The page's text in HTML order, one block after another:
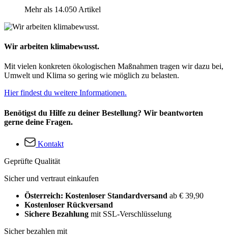
Mehr als 14.050 Artikel
Wir arbeiten klimabewusst.
Mit vielen konkreten ökologischen Maßnahmen tragen wir dazu bei,
Umwelt und Klima so gering wie möglich zu belasten.
Hier findest du weitere Informationen.
Benötigst du Hilfe zu deiner Bestellung? Wir beantworten
gerne deine Fragen.
Kontakt
Geprüfte Qualität
Sicher und vertraut einkaufen
Österreich: Kostenloser Standardversand ab € 39,90
Kostenloser Rückversand
Sichere Bezahlung mit SSL-Verschlüsselung
Sicher bezahlen mit